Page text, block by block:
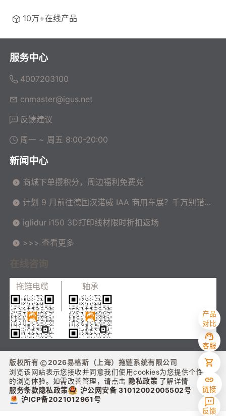
10万+在线产品
服务中心
4007203100
cnmaster@igus.net
反馈建议
周一 ~ 周五 8:00-20:00
新闻中心
商城下单攒积分，周边福利免费兑
计划 9 月前往德国汉诺威 IAA 商用车展？千万别错过
iglidur i150 3D打印线材限时折扣返场
>>> 查看更多
拖链电缆 轴承
版权所有 2026易格斯（上海）拖链系统有限公司
浏览该网站表示您接收并同意我们使用cookies为您提供个性化
的浏览体验。如需改善管理，请点击 隐私政策 了解详情
服务条款隐私政策
沪公网安备 31012002005502号
沪ICP备2021012961号
产品
对比
客服
链接
反馈